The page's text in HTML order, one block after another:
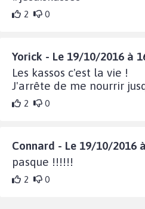
2 0
Yorick - Le 19/10/2016 à
Les kassos c'est la vie !
J'arrête de me nourrir
2 0
Connard - Le 19/10/2016
pasque !!!!!!
2 0